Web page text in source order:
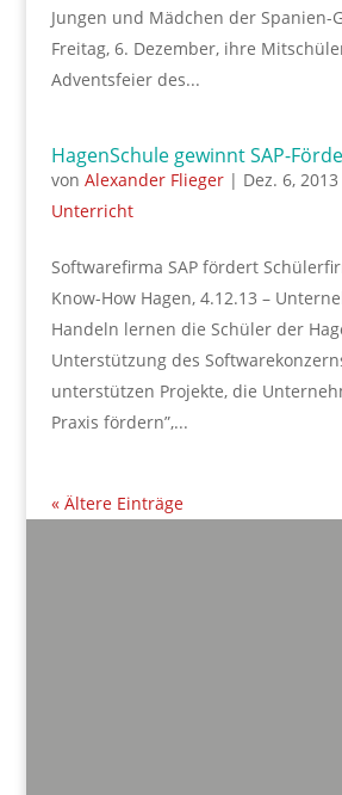
Jungen und Mädchen der Spanien-
Freitag, 6. Dezember, ihre
Adventsfeier des...
HagenSchule gewinnt SAP-
von Alexander Flieger| Dez. 6, 2013
Unterricht
Softwarefirma SAP fördert
Know-How Hagen, 4.12.13 –
Handeln lernen die Schüler der
Unterstützung des
unterstützen Projekte, die
Praxis fördern”,...
« Ältere Einträge